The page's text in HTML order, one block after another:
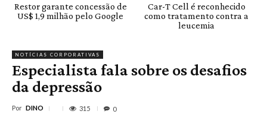
Restor garante concessão de
US$ 1,9 milhão pelo Google
Car-T Cell é reconhecido
como tratamento contra a
leucemia